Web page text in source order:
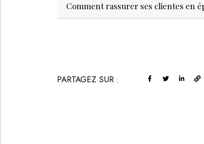
Comment rassurer ses clientes en
PARTAGEZ SUR :